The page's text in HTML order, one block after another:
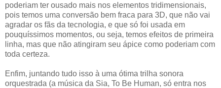
poderiam ter ousado mais nos elementos tridimensionais,
pois temos uma conversão bem fraca para 3D, que não vai
agradar os fãs da tecnologia, e que só foi usada em
pouquíssimos momentos, ou seja, temos efeitos de primeira
linha, mas que não atingiram seu ápice como poderiam com
toda certeza.
Enfim, juntando tudo isso à uma ótima trilha sonora
orquestrada (a música da Sia, To Be Human, só entra nos